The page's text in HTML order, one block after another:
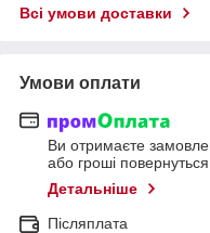
Всі умови доставки
Умови оплати
Ви отримаєте
або гроші
Детальніше
Післяплата